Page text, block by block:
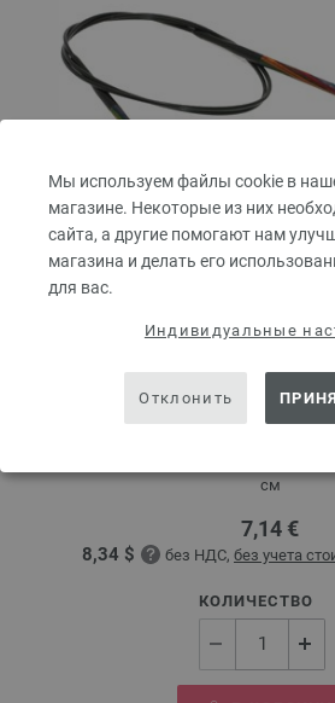
Мы используем файлы cookie в
магазине. Некоторые из них
сайта, а другие помогают нам
магазина и делать его
для вас.
Индивидуальные
Отклонить
Круговые спицы Design-
длина 80 см
см
7,14 €
8,34 $ без НДС, без учета
КОЛИЧЕСТВО